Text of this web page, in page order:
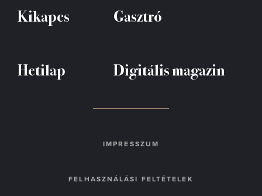
Kikapcs Gasztró
Hetilap Digitális magazin
IMPRESSZUM
FELHASZNÁLÁSI FELTÉTELEK